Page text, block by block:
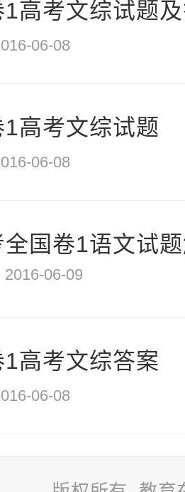
高考文综试题
06-08
高考文综试题
06-08
国卷1语文试
2016-06-09
高考文综答案
06-08